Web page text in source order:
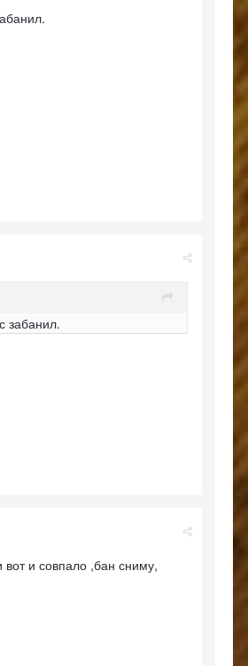
забанил.
и совпало ,бан сниму,